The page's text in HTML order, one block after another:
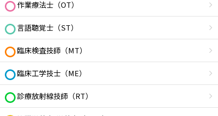
作業療法士（OT）
言語聴覚士（ST）
臨床検査技師（MT）
臨床工学技士（ME）
診療放射線技師（RT）